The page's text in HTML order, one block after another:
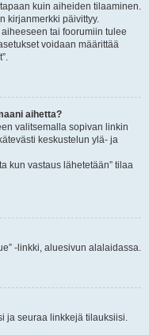
kuin aiheiden tilaaminen.
kirjanmerkki päivittyy.
tai foorumiin tulee
voidaan määrittää
aihetta?
valitsemalla sopivan linkin
keskustelun ylä- ja
kun vastaus lähetetään” tilaa
-linkki, aluesivun alalaidassa.
ja seuraa linkkejä tilauksiisi.